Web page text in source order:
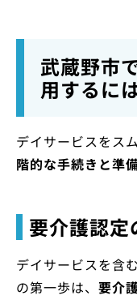
武蔵野市
用するに
デイサービスをス
階的な手続きと準
要介護認
デイサービスを含
の第一歩は、 要介